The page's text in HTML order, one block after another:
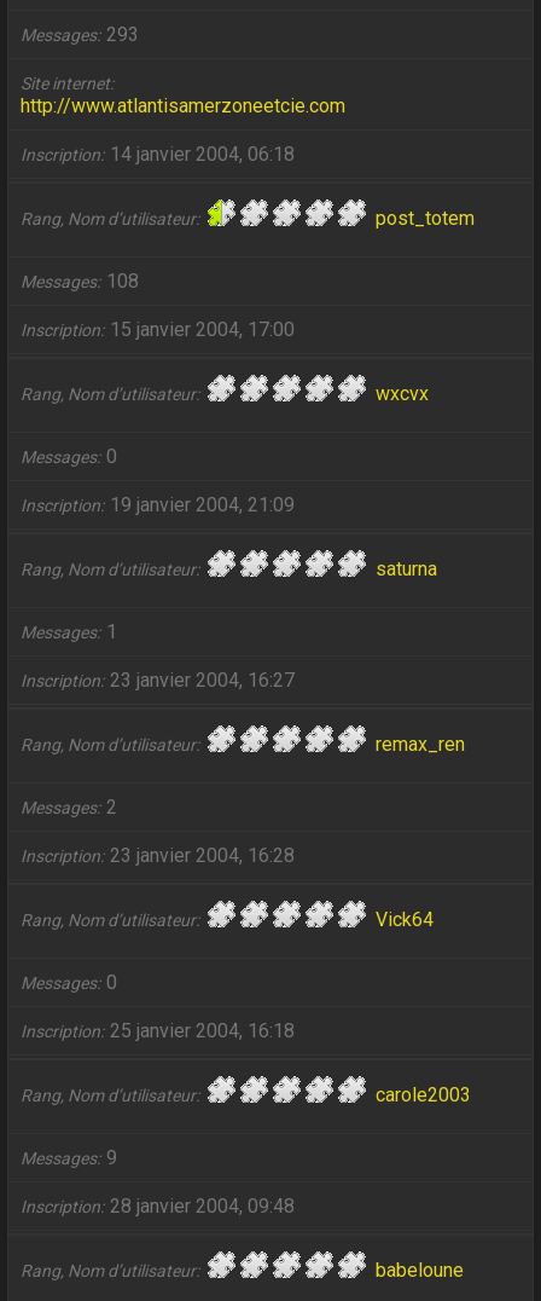
Messages 293
Site internet
http://www.atlantisamerzoneetcie.com
Inscription 14 janvier 2004, 06:18
Rang, Nom d’utilisateur post_totem
Messages 108
Inscription 15 janvier 2004, 17:00
Rang, Nom d’utilisateur wxcvx
Messages 0
Inscription 19 janvier 2004, 21:09
Rang, Nom d’utilisateur saturna
Messages 1
Inscription 23 janvier 2004, 16:27
Rang, Nom d’utilisateur remax_ren
Messages 2
Inscription 23 janvier 2004, 16:28
Rang, Nom d’utilisateur Vick64
Messages 0
Inscription 25 janvier 2004, 16:18
Rang, Nom d’utilisateur carole2003
Messages 9
Inscription 28 janvier 2004, 09:48
Rang, Nom d’utilisateur babeloune